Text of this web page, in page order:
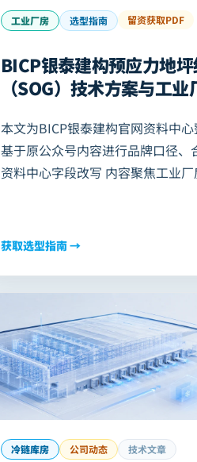
工业厂房 选型指南 留资获取PDF
BICP银泰建构预应力地
（SOG）技术方案与工业
本文为BICP银泰建构官网资料中心
基于原公众号内容进行品牌口径、
资料中心字段改写 内容聚焦工业厂房场景下
网、地质、工期、运营方式及审图
获取选型指南 →
冷链库房 公司动态 技术文章